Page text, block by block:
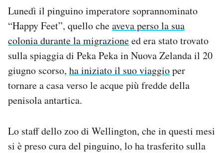
CALENDARIO
Area Personale
Newsletter
Notifiche mobile
Esci
Lunedì il pinguino imperatore soprannominato
“Happy Feet”, quello cheaveva perso la sua
colonia durante la migrazioneed era stato trovato
sulla spiaggia di Peka Peka in Nuova Zelanda il 20
giugno scorso, ha iniziato il suo viaggioper
tornare a casa verso le acque più fredde della
penisola antartica.
Lo staff dello zoo di Wellington, che in questi mesi
si è preso cura del pinguino, lo ha trasferito sulla